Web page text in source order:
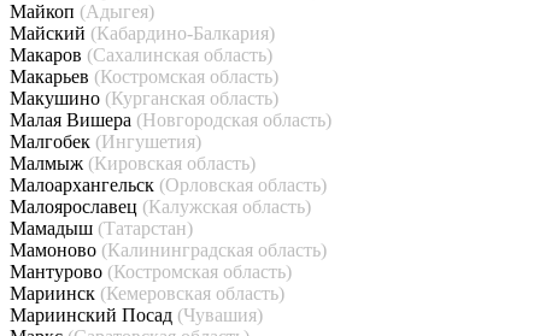
Майкоп (Адыгея)
Майский (Кабардино-Балкария)
Макаров (Сахалинская область)
Макарьев (Костромская область)
Макушино (Курганская область)
Малая Вишера (Новгородская область)
Малгобек (Ингушетия)
Малмыж (Кировская область)
Малоархангельск (Орловская область)
Малоярославец (Калужская область)
Мамадыш (Татарстан)
Мамоново (Калининградская область)
Мантурово (Костромская область)
Мариинск (Кемеровская область)
Мариинский Посад (Чувашия)